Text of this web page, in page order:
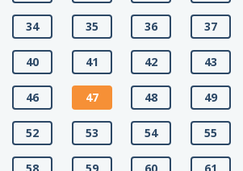
34 35 36 37
40 41 42 43
46 47 48 49
52 53 54 55